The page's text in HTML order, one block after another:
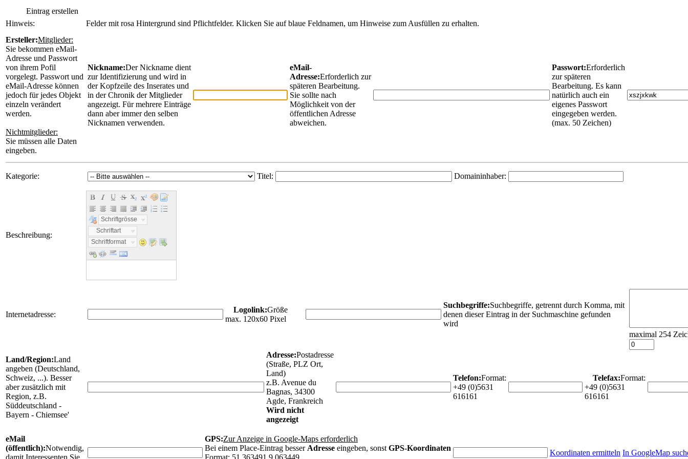
Eintrag erstellen
Hinweis:
Felder mit rosa Hintergrund sind Pflichtfelder. Klicken Sie auf blaue Feldnamen, um Hinweise zum Ausfüllen zu erhalten.
Ersteller:Mitglieder:
Sie bekommen eMail-
Adresse und Passwort
von ihrem Pofil
vorgelegt. Passwort und
eMail-Adresse können
jedoch für jedes Objekt
einzeln verändert
werden.
Nichtmitglieder:
Sie müssen alle Daten
eingeben.
Nickname:Der Nickname dient
zur Identifizierung und wird in
der Kopfzeile des Inserates und
in der Chronik der Mitglieder
angezeigt. Für mehrere Einträge
dann aber immer den selben
Nicknamen verwenden.
eMail-
Adresse:Erforderlich zur
späteren Bearbeitung.
Sie sollte nach
Möglichkeit von der
öffentlichen Adresse
abweichen.
Passwort:Erforderlich
zur späteren
Bearbeitung. Es kann
natürlich auch ein
eigenes Passwort
eingegeben werden.
(max. 50 Zeichen)
Kategorie: Titel: Domaininhaber:
Beschreibung:
Schriftgrösse
Schriftart
Schriftformat
Internetadresse:
Logolink:Größe
max. 120x60 Pixel
Suchbegriffe:Suchbegriffe, getrennt durch Komma, mit
denen dieser Eintrag in der Suchmaschine gefunden
wird
maximal 254
Land/Region:Land
angeben (Deutschland,
Schweiz, ...). Besser
aber zusätzlich mit
Region, z.B.
Süddeutschland -
Bayern - Chiemsee'
Adresse:Postadresse
(Straße, PLZ Ort,
Land)
z.B. Avenue du
Bagnas, 34300
Agde, Frankreich
Wird nicht
angezeigt
Telefon:Format:
+49 (0)5631
616161
Telefax:Format:
+49 (0)5631
616161
eMail
(öffentlich):Notwendig,
damit Interessenten Sie
GPS:Zur Anzeige in Google-Maps erforderlich
Bei einem Place-Eintrag besser Adresse eingeben, sonst GPS-Koordinaten
Format: 51.363491,9.063449
Koordinaten ermitteln In GoogleMap